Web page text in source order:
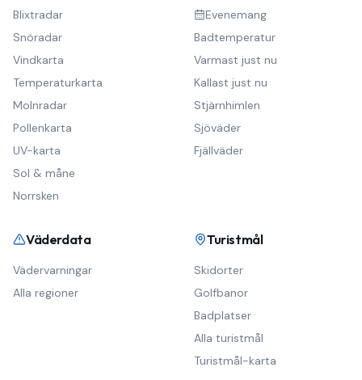
Blixtradar
Snöradar
Vindkarta
Temperaturkarta
Molnradar
Pollenkarta
UV-karta
Sol & måne
Norrsken
Evenemang
Badtemperatur
Varmast just nu
Kallast just nu
Stjärnhimlen
Sjöväder
Fjällväder
Väderdata
Vädervarningar
Alla regioner
Turistmål
Skidorter
Golfbanor
Badplatser
Alla turistmål
Turistmål-karta